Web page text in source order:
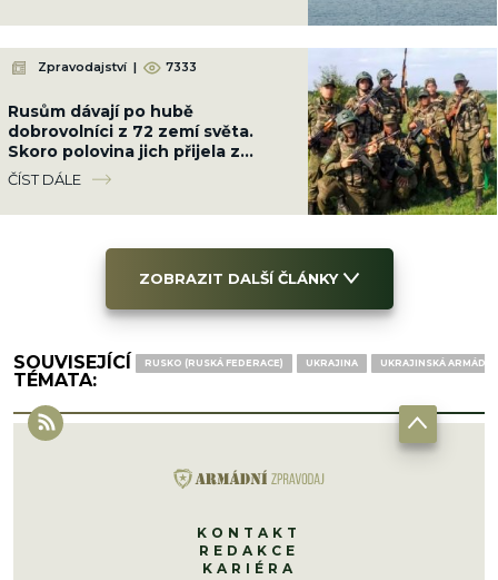
Zpravodajství | 7333
Rusům dávají po hubě
dobrovolníci z 72 zemí světa.
Skoro polovina jich přijela z
Latinské Ameriky
ČÍST DÁLE
ZOBRAZIT DALŠÍ ČLÁNKY
SOUVISEJÍCÍ
TÉMATA:
RUSKO (RUSKÁ FEDERACE) UKRAJINA UKRAJINSKÁ ARMÁDA
KONTAKT
REDAKCE
KARIÉRA